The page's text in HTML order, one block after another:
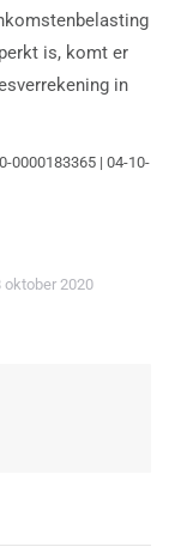
is, komt er
in
0000183365 | 04-10-
oktober 2020